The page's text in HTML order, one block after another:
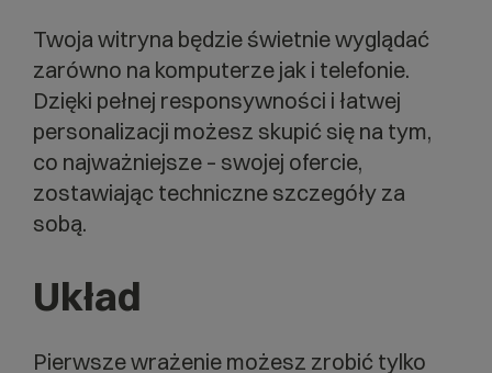
Twoja witryna będzie świetnie wyglądać
zarówno na komputerze jak i telefonie.
Dzięki pełnej responsywności i łatwej
personalizacji możesz skupić się na tym,
co najważniejsze – swojej ofercie,
zostawiając techniczne szczegóły za
sobą.
Układ
Pierwsze wrażenie możesz zrobić tylko